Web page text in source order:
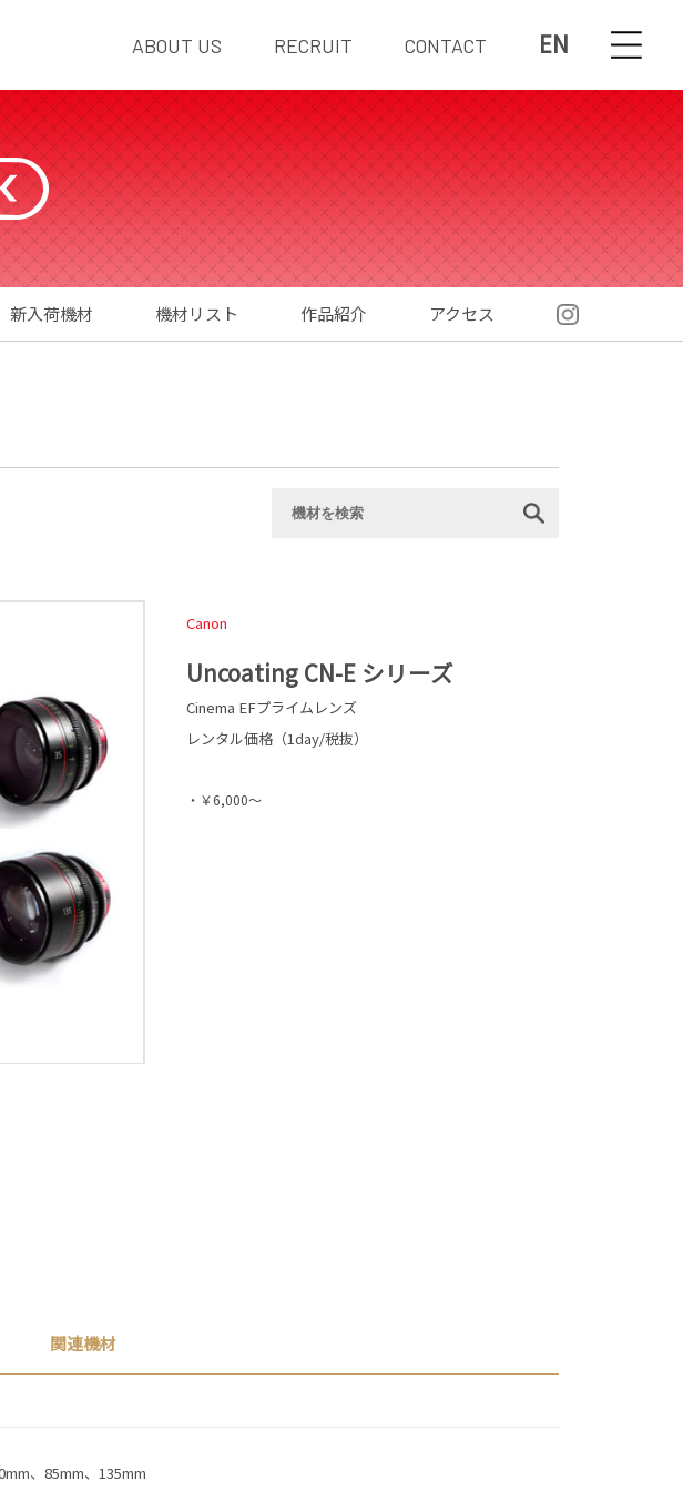
EN
ABOUT US RECRUIT CONTACT
新入荷機材 機材リスト 作品紹介 アクセス
Canon
Uncoating CN-E シリーズ
Cinema EFプライムレンズ
レンタル価格（1day/税抜）
・￥6,000～
関連機材
、85mm、135mm